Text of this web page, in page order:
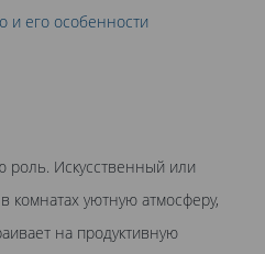
и его особенности
роль. Искусственный или
комнатах уютную атмосферу,
на продуктивную